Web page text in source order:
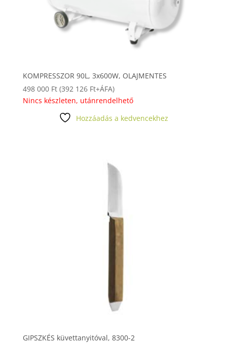
KOMPRESSZOR 90L, 3x600W, OLAJMENTES
498 000 Ft (392 126 Ft+ÁFA)
Nincs készleten, utánrendelhető
Hozzáadás a kedvencekhez
GIPSZKÉS küvettanyitóval, 8300-2